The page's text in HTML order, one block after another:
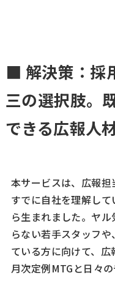
■ 解決策：採
三の選択肢。
できる広報人
本サービスは、広報担
すでに自社を理解し
ら生まれました。ヤ
らない若手スタッフ
ている方に向けて、広
月次定例MTGと日々